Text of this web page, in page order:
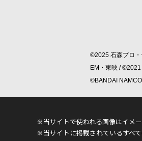
©2025 石森プロ・
EM・東映 /
©BANDAI
※当サイトで使われる画像はイメ
※当サイトに掲載されているすべ